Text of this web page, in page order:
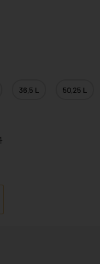
36,5 L 50,25 L